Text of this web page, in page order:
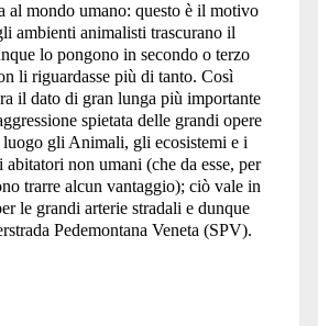
al mondo umano: questo è il motivo
ambienti animalisti trascurano il
lo pongono in secondo o terzo
li riguardasse più di tanto. Così
il dato di gran lunga più importante
spietata delle grandi opere
gli Animali, gli ecosistemi e i
non umani (che da esse, per
trarre alcun vantaggio); ciò vale in
le grandi arterie stradali e dunque
Pedemontana Veneta (SPV).